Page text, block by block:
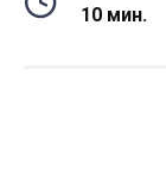
10 мин.